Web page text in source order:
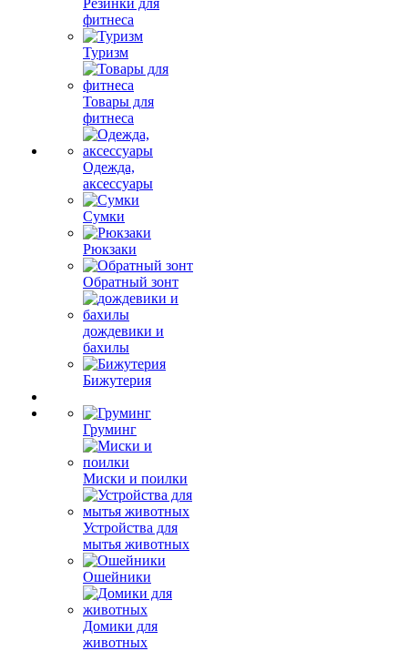
Резинки для
фитнеса
Туризм
Товары для
фитнеса
Одежда,
аксессуары
Сумки
Рюкзаки
Обратный зонт
дождевики и
бахилы
Бижутерия
Груминг
Миски и поилки
Устройства для
мытья животных
Ошейники
Домики для
животных